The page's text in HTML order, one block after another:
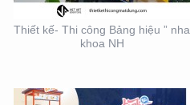
Thiết kế- Thi công Bảng hiệu ” nha
khoa NH